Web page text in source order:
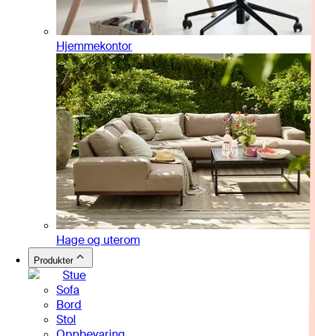
Hjemmekontor
Hage og uterom
Produkter
Stue
Sofa
Bord
Stol